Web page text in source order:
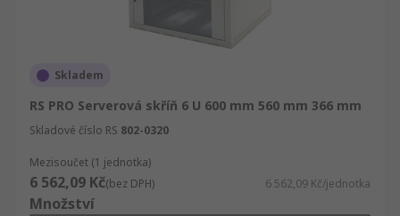
Skladem
RS PRO Serverová skříň 6 U 600 mm 560 mm 366 mm
Skladové číslo RS 802-0320
Mezisoučet (1 jednotka)
6 562,09 Kč(bez DPH) 6 562,09 Kč/jednotka
Množství